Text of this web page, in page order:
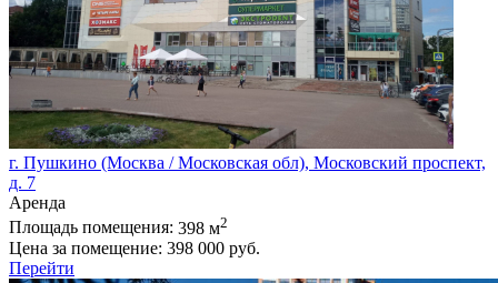
г. Пушкино (Москва / Московская обл), Московский проспект,
д. 7
Аренда
Площадь помещения: 398 м2
Цена за помещение: 398 000 руб.
Перейти